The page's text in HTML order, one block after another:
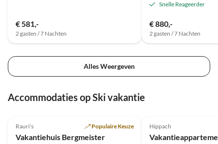
€ 581,-
2 gasten / 7 Nachten
Snelle Reageerder
€ 880,-
2 gasten / 7 Nachten
Alles Weergeven
Accommodaties op Ski vakantie
Rauri's Populaire Keuze
Vakantiehuis Bergmeister
Hippach